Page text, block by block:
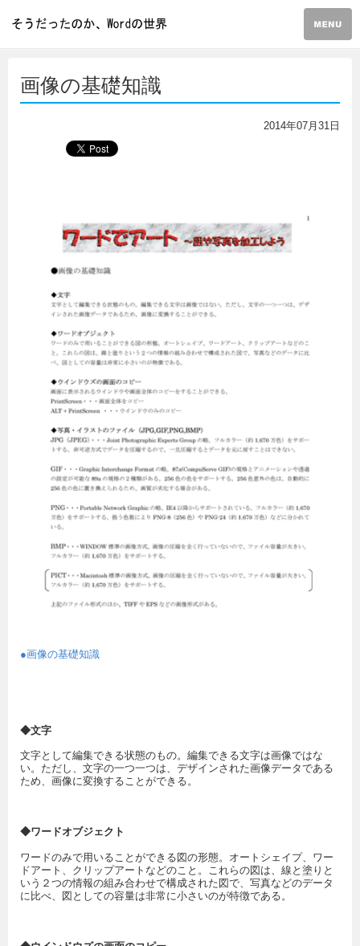
画像の基礎知識
2014年07月31日
●画像の基礎知識
◆文字
文字として編集できる状態のもの。編集できる文字は画像ではな
い。ただし、文字の一つ一つは、デザインされた画像データである
ため、画像に変換することができる。
◆ワードオブジェクト
ワードのみで用いることができる図の形態。オートシェイプ、ワー
ドアート、クリップアートなどのこと。これらの図は、線と塗りと
いう２つの情報の組み合わせで構成された図で、写真などのデータ
に比べ、図としての容量は非常に小さいのが特徴である。